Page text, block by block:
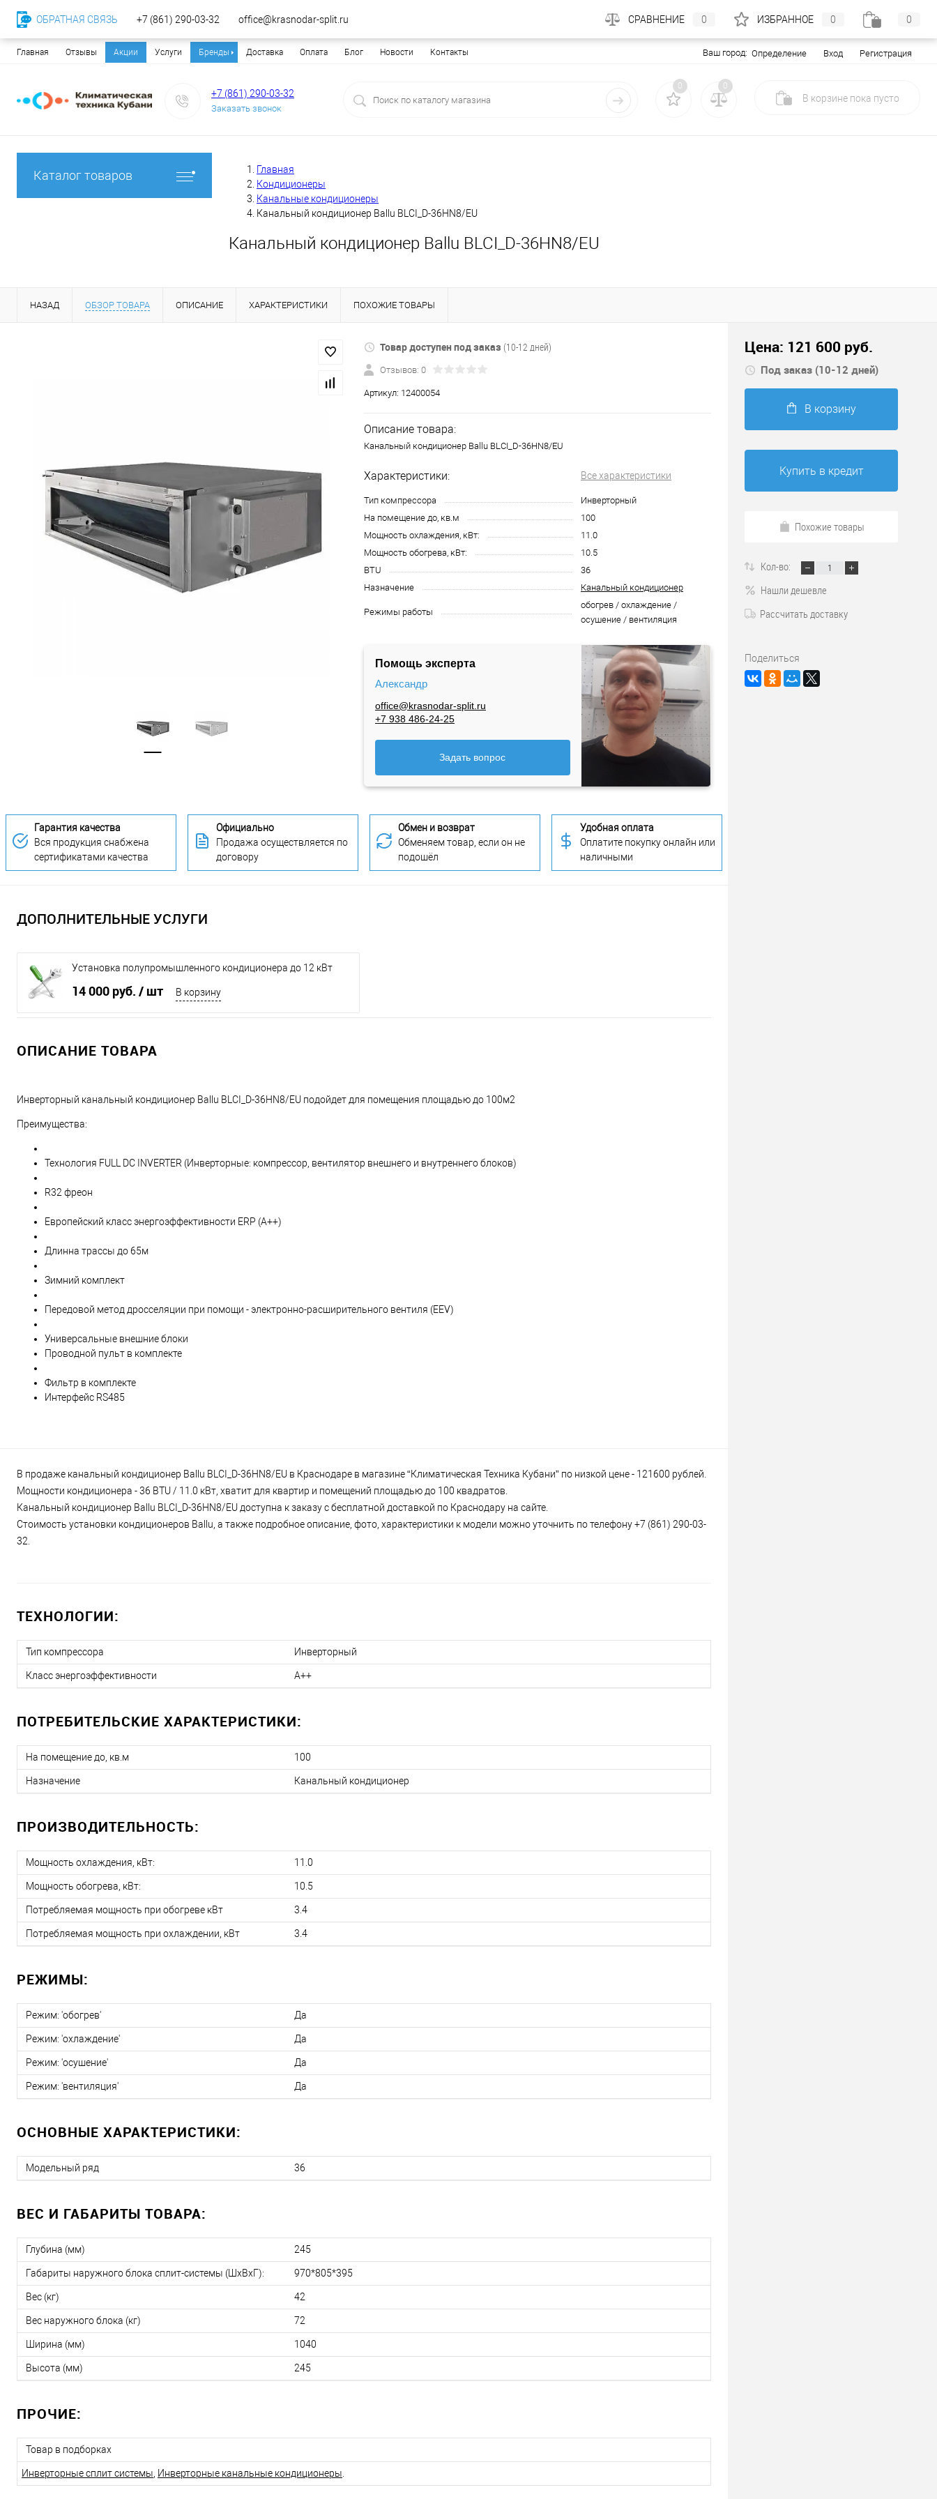
Главная Отзывы Акции Услуги Бренды Доставка Оплата Блог Новости Контакты Ваш город: Определение Вход Регистрация
+7 (861) 290-03-32
Заказать звонок
0 0
В корзине пока пусто
Каталог товаров
Главная
Кондиционеры
Канальные кондиционеры
Канальный кондиционер Ballu BLCI_D-36HN8/EU
Канальный кондиционер Ballu BLCI_D-36HN8/EU
НАЗАД ОБЗОР ТОВАРА ОПИСАНИЕ ХАРАКТЕРИСТИКИ ПОХОЖИЕ ТОВАРЫ
Товар доступен под заказ (10-12 дней)
Отзывов: 0
Артикул: 12400054
Описание товара:
Канальный кондиционер Ballu BLCI_D-36HN8/EU
Характеристики: Все характеристики
Тип компрессора
Инверторный
На помещение до, кв.м
100
Мощность охлаждения, кВт:
11.0
Мощность обогрева, кВт:
10.5
BTU
36
Назначение
Канальный кондиционер
Режимы работы
обогрев / охлаждение /
осушение / вентиляция
Помощь эксперта
Александр
office@krasnodar-split.ru
+7 938 486-24-25
Задать вопрос
Гарантия качества
Вся продукция снабжена
сертификатами качества
Официально
Продажа осуществляется по
договору
Обмен и возврат
Обменяем товар, если он не
подошёл
Удобная оплата
Оплатите покупку онлайн или
наличными
ДОПОЛНИТЕЛЬНЫЕ УСЛУГИ
Установка полупромышленного кондиционера до 12 кВт
14 000 руб. / шт В корзину
ОПИСАНИЕ ТОВАРА
Инверторный канальный кондиционер Ballu BLCI_D-36HN8/EU подойдет для помещения площадью до 100м2
Преимущества:
Технология FULL DC INVERTER (Инверторные: компрессор, вентилятор внешнего и внутреннего блоков)
R32 фреон
Европейский класс энергоэффективности ERP (A++)
Длинна трассы до 65м
Зимний комплект
Передовой метод дросселяции при помощи - электронно-расширительного вентиля (EEV)
Универсальные внешние блоки
Проводной пульт в комплекте
Фильтр в комплекте
Интерфейс RS485
В продаже канальный кондиционер Ballu BLCI_D-36HN8/EU в Краснодаре в магазине “Климатическая Техника Кубани” по низкой цене - 121600 рублей.
Мощности кондиционера - 36 BTU / 11.0 кВт, хватит для квартир и помещений площадью до 100 квадратов.
Канальный кондиционер Ballu BLCI_D-36HN8/EU доступна к заказу с бесплатной доставкой по Краснодару на сайте.
Стоимость установки кондиционеров Ballu, а также подробное описание, фото, характеристики к модели можно уточнить по телефону +7 (861) 290-03-
32.
ТЕХНОЛОГИИ:
Тип компрессора Инверторный
Класс энергоэффективности A++
ПОТРЕБИТЕЛЬСКИЕ ХАРАКТЕРИСТИКИ:
На помещение до, кв.м 100
Назначение Канальный кондиционер
ПРОИЗВОДИТЕЛЬНОСТЬ:
Мощность охлаждения, кВт: 11.0
Мощность обогрева, кВт: 10.5
Потребляемая мощность при обогреве кВт 3.4
Потребляемая мощность при охлаждении, кВт 3.4
РЕЖИМЫ:
Режим: 'обогрев' Да
Режим: 'охлаждение' Да
Режим: 'осушение' Да
Режим: 'вентиляция' Да
ОСНОВНЫЕ ХАРАКТЕРИСТИКИ:
Модельный ряд 36
ВЕС И ГАБАРИТЫ ТОВАРА:
Глубина (мм) 245
Габариты наружного блока сплит-системы (ШxВxГ): 970*805*395
Вес (кг) 42
Вес наружного блока (кг) 72
Ширина (мм) 1040
Высота (мм) 245
ПРОЧИЕ:
Товар в подборках
Инверторные сплит системы, Инверторные канальные кондиционеры.
Цена: 121 600 руб.
Под заказ (10-12 дней)
В корзину
Купить в кредит
Похожие товары
Кол-во:
Нашли дешевле
Рассчитать доставку
Поделиться
ОБРАТНАЯ СВЯЗЬ +7 (861) 290-03-32 office@krasnodar-split.ru СРАВНЕНИЕ 0 ИЗБРАННОЕ 0 0